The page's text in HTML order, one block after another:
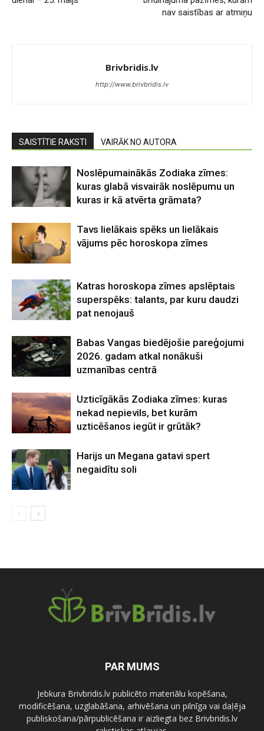
nav saistības ar atmiņu
Brivbridis.lv
http://www.brivbridis.lv
SAISTĪTIE RAKSTI VAIRĀK NO AUTORA
Noslēpumainākās Zodiaka zīmes:
kuras glabā visvairāk noslēpumu un
kuras ir kā atvērta grāmata?
Tavs lielākais spēks un lielākais
vājums pēc horoskopa zīmes
Katras horoskopa zīmes apslēptais
superspēks: talants, par kuru daudzi
pat nenojauš
Babas Vangas biedējošie pareģojumi
2026. gadam atkal nonākuši
uzmanības centrā
Uzticīgākās Zodiaka zīmes: kuras
nekad nepievils, bet kurām
uzticēšanos iegūt ir grūtāk?
Harijs un Megana gatavi spert
negaidītu soli
PAR MUMS
Jebkura Brivbridis.lv publicēto materiālu kopēšana,
modificēšana, uzglabāšana, arhivēšana un pilnīga vai daļēja
publiskošana/pārpublicēšana ir aizliegta bez Brivbridis.lv